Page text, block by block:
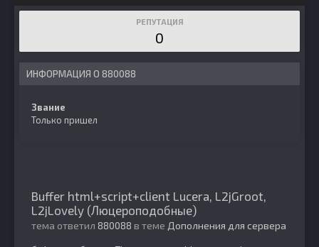
РЕПУТАЦИЯ
0
ИНФОРМАЦИЯ О 880088
Звание
Только пришел
Buffer html+script+client Lucera, L2jGroot,
L2jLovely (Люцероподобные)
тема ответил 880088 в теме Дополнения для сервера